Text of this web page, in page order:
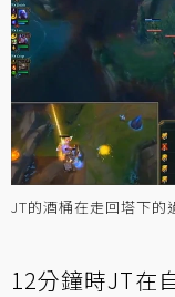
JT的酒桶在走回塔下的
12分鐘時JT在